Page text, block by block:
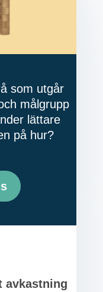
som utgår
målgrupp
lättare
på hur?
avkastning